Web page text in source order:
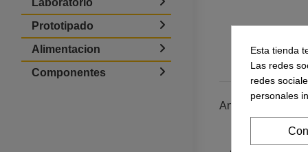
Laboratorio
Prototipado
Alimentacion
Componentes
Antena externa
Esta tienda
Las redes
redes
personales